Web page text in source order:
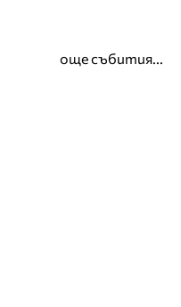
още събития...